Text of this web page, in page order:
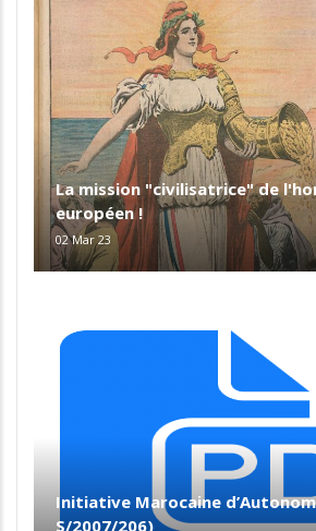
La mission "civilisatrice" de
européen !
02 Mar 23
Initiative Marocaine
S/2007/206)